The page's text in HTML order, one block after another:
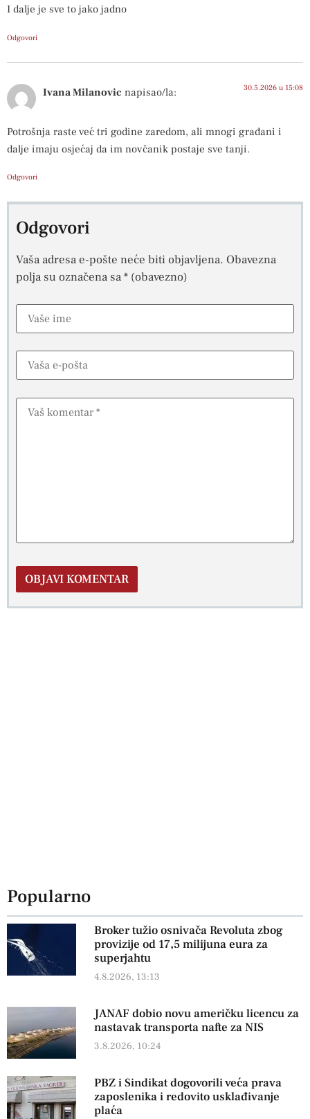
I dalje je sve to jako jadno
Odgovori
Ivana Milanovic napisao/la: 30.5.2026 u 15:08
Potrošnja raste već tri godine zaredom, ali mnogi građani i
dalje imaju osjećaj da im novčanik postaje sve tanji.
Odgovori
Odgovori
Vaša adresa e-pošte neće biti objavljena. Obavezna
polja su označena sa* (obavezno)
Popularno
Broker tužio osnivača Revoluta zbog
provizije od 17,5 milijuna eura za
superjahtu
4.8.2026, 13:13
JANAF dobio novu američku licencu za
nastavak transporta nafte za NIS
3.8.2026, 10:24
PBZ i Sindikat dogovorili veća prava
zaposlenika i redovito usklađivanje
plaća